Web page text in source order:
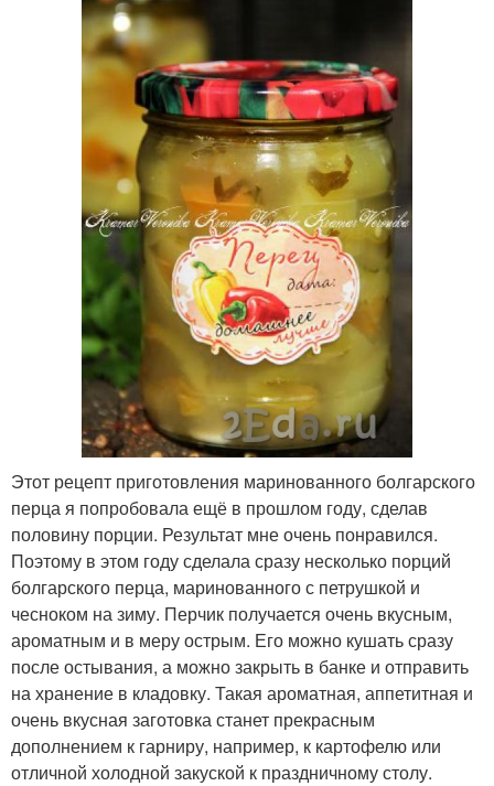
Этот рецепт приготовления маринованного болгарского
перца я попробовала ещё в прошлом году, сделав
половину порции. Результат мне очень понравился.
Поэтому в этом году сделала сразу несколько порций
болгарского перца, маринованного с петрушкой и
чесноком на зиму. Перчик получается очень вкусным,
ароматным и в меру острым. Его можно кушать сразу
после остывания, а можно закрыть в банке и отправить
на хранение в кладовку. Такая ароматная, аппетитная и
очень вкусная заготовка станет прекрасным
дополнением к гарниру, например, к картофелю или
отличной холодной закуской к праздничному столу.